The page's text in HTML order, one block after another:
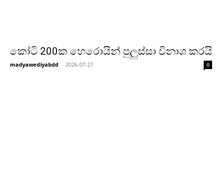
කෝටි 200ක හෙරො­යින් පුලුස්සා විනාශ කරයි
madyawediyabdd - 2026-07-27 0